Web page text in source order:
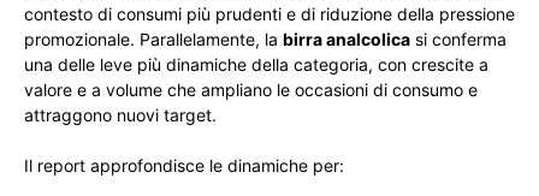
contesto di consumi più prudenti e di riduzione della pressione
promozionale. Parallelamente, la birra analcolica si conferma
una delle leve più dinamiche della categoria, con crescite a
valore e a volume che ampliano le occasioni di consumo e
attraggono nuovi target.
Il report approfondisce le dinamiche per: